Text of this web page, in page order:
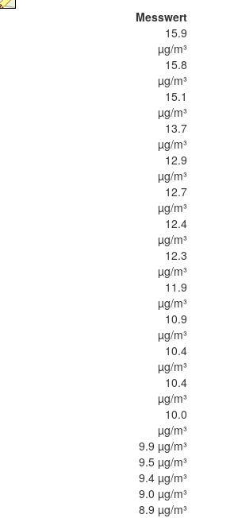
Messwert
15.9
µg/m³
15.8
µg/m³
15.1
µg/m³
13.7
µg/m³
12.9
µg/m³
12.7
µg/m³
12.4
µg/m³
12.3
µg/m³
11.9
µg/m³
10.9
µg/m³
10.4
µg/m³
10.4
µg/m³
10.0
µg/m³
9.9 µg/m³
9.5 µg/m³
9.4 µg/m³
9.0 µg/m³
8.9 µg/m³